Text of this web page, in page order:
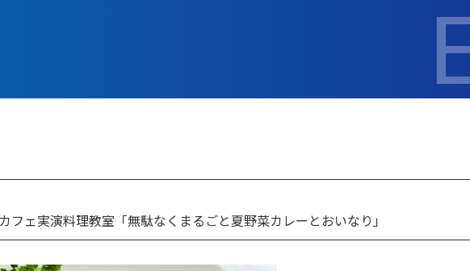
フェ実演料理教室「無駄なくまるごと夏野菜カレーとおいなり」